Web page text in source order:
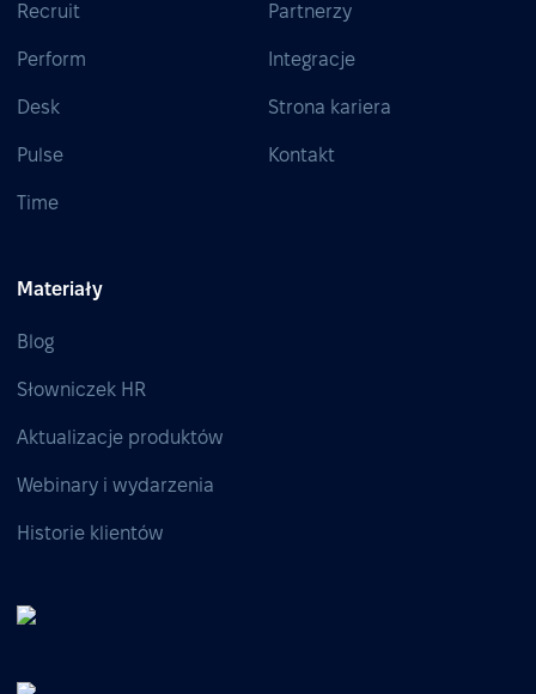
Recruit
Perform
Desk
Pulse
Time
Partnerzy
Integracje
Strona kariera
Kontakt
Materiały
Blog
Słowniczek HR
Aktualizacje produktów
Webinary i wydarzenia
Historie klientów